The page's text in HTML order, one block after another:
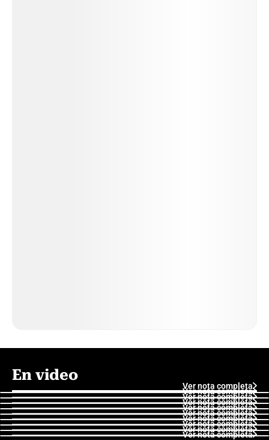
En video
Ver nota completa
Ver nota completa
Ver nota completa
Ver nota completa
Ver nota completa
Ver nota completa
Ver nota completa
Ver nota completa
Ver nota completa
Ver nota completa